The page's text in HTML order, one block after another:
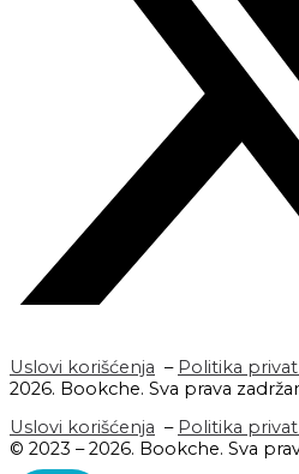
Uslovi korišćenja – Politika
2026. Bookche. Sva prava
Uslovi korišćenja – Politika
© 2023 – 2026. Bookche. Sva